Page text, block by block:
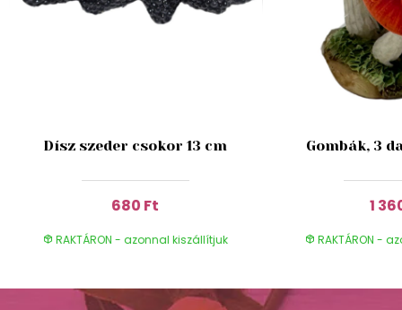
Dísz szeder csokor 13 cm
680 Ft
RAKTÁRON - azonnal kiszállítjuk
Gombák, 3
1
RAKTÁRON -